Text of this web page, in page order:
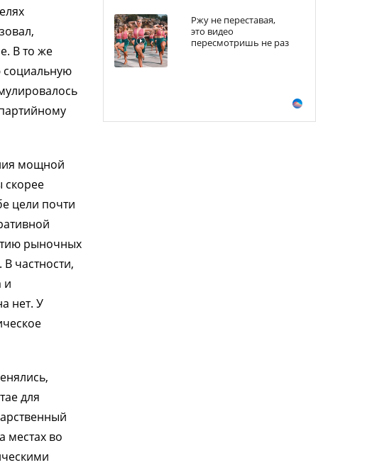
В то же
социальную
мощной
скорее
цели почти
рыночных
частности,
и
нет. У
для
местах во
Ржу не переставая,
это видео
пересмотришь не раз